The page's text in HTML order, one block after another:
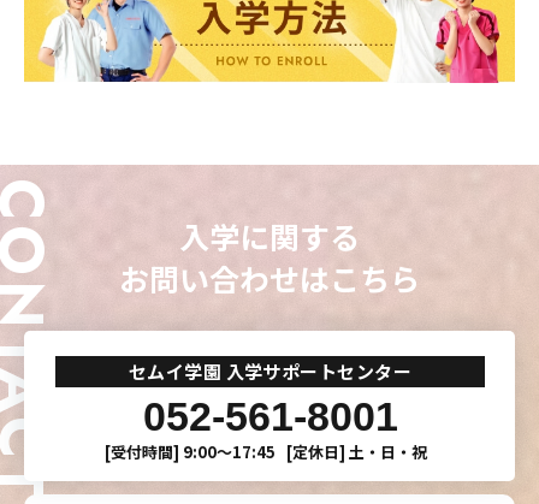
入学に関する
お問い合わせはこちら
セムイ学園 入学サポートセンター
052-561-8001
[受付時間] 9:00〜17:45 [定休日] 土・日・祝